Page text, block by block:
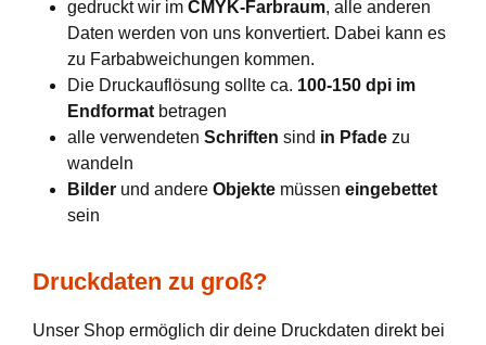
gedruckt wir im CMYK-Farbraum, alle anderen
Daten werden von uns konvertiert. Dabei kann es
zu Farbabweichungen kommen.
Die Druckauflösung sollte ca. 100-150 dpi im
Endformat betragen
alle verwendeten Schriften sind in Pfade zu
wandeln
Bilder und andere Objekte müssen eingebettet
sein
Druckdaten zu groß?
Unser Shop ermöglich dir deine Druckdaten direkt bei